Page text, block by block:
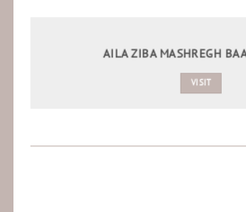
AILA ZIBA MASHREGH
VISIT